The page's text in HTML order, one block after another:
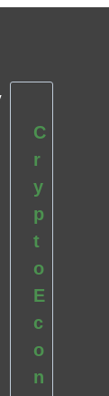
C
r
y
p
t
o
E
c
o
n